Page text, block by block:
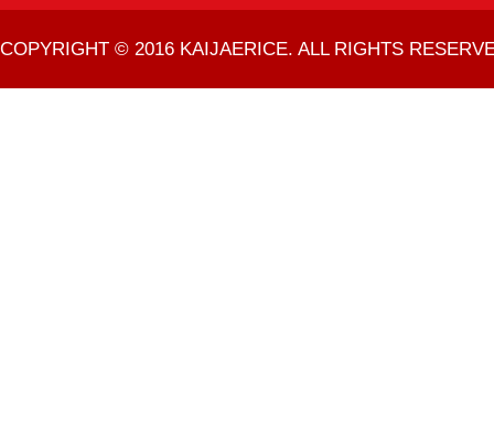
COPYRIGHT © 2016 KAIJAERICE. ALL RIGHTS